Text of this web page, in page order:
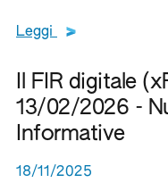
Leggi Leggi tutto il
Il FIR digitale
13/02/2026 -
Informative
18/11/2025